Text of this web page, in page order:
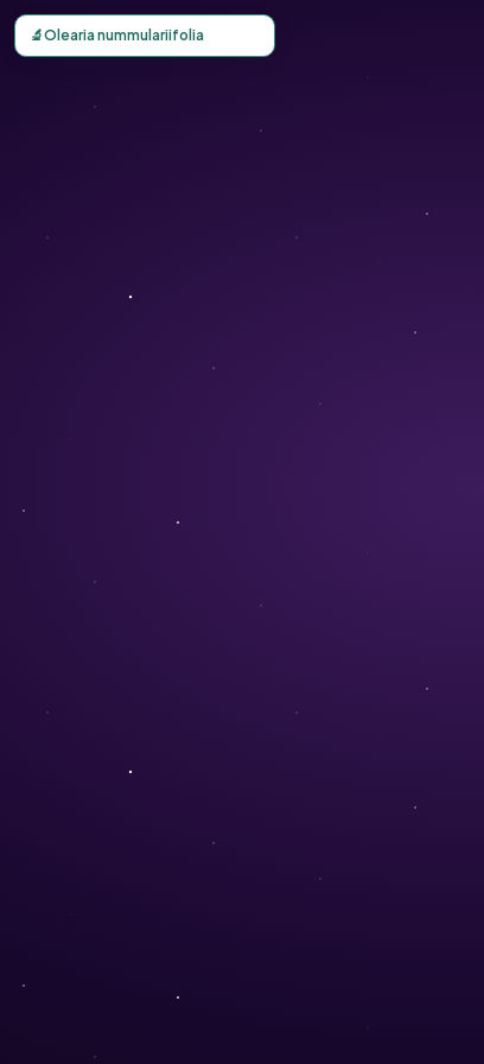
Carte d'observation du Olearia nummulariifolia
🔬Olearia nummulariifolia